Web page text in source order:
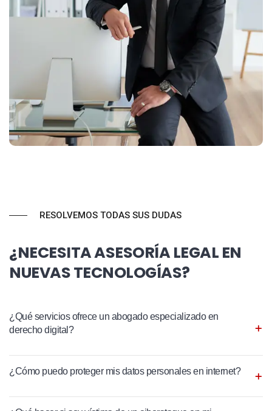
RESOLVEMOS TODAS SUS DUDAS
¿NECESITA ASESORÍA LEGAL EN
NUEVAS TECNOLOGÍAS?
¿Qué servicios ofrece un abogado especializado en
derecho digital?
¿Cómo puedo proteger mis datos personales en internet?